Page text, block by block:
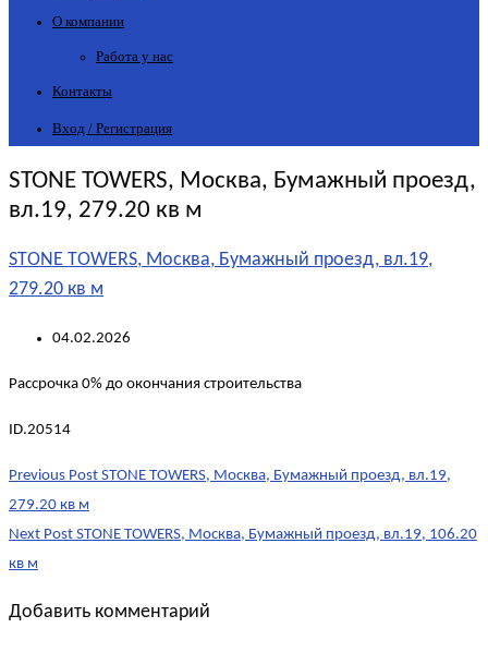
О компании
Работа у нас
Контакты
Вход / Регистрация
STONE TOWERS, Москва, Бумажный проезд,
вл.19, 279.20 кв м
STONE TOWERS, Москва, Бумажный проезд, вл.19,
279.20 кв м
04.02.2026
Рассрочка 0% до окончания строительства
ID.20514
Post
navigation
Previous Post STONE TOWERS, Москва, Бумажный проезд, вл.19,
279.20 кв м
Next Post STONE TOWERS, Москва, Бумажный проезд, вл.19, 106.20
кв м
Добавить комментарий